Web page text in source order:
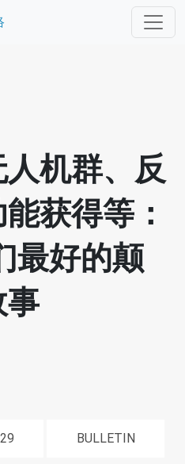
机群、反
获得等：
最好的颠
BULLETIN